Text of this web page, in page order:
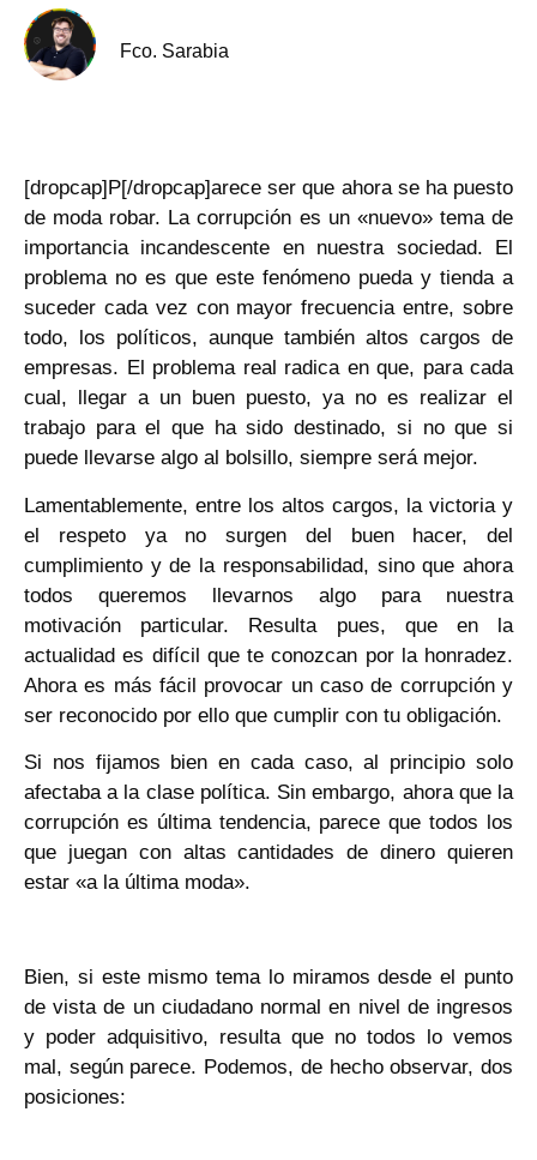
Fco. Sarabia
[dropcap]P[/dropcap]arece ser que ahora se ha puesto
de moda robar. La corrupción es un «nuevo» tema de
importancia incandescente en nuestra sociedad. El
problema no es que este fenómeno pueda y tienda a
suceder cada vez con mayor frecuencia entre, sobre
todo, los políticos, aunque también altos cargos de
empresas. El problema real radica en que, para cada
cual, llegar a un buen puesto, ya no es realizar el
trabajo para el que ha sido destinado, si no que si
puede llevarse algo al bolsillo, siempre será mejor.
Lamentablemente, entre los altos cargos, la victoria y
el respeto ya no surgen del buen hacer, del
cumplimiento y de la responsabilidad, sino que ahora
todos queremos llevarnos algo para nuestra
motivación particular. Resulta pues, que en la
actualidad es difícil que te conozcan por la honradez.
Ahora es más fácil provocar un caso de corrupción y
ser reconocido por ello que cumplir con tu obligación.
Si nos fijamos bien en cada caso, al principio solo
afectaba a la clase política. Sin embargo, ahora que la
corrupción es última tendencia, parece que todos los
que juegan con altas cantidades de dinero quieren
estar «a la última moda».
Bien, si este mismo tema lo miramos desde el punto
de vista de un ciudadano normal en nivel de ingresos
y poder adquisitivo, resulta que no todos lo vemos
mal, según parece. Podemos, de hecho observar, dos
posiciones: